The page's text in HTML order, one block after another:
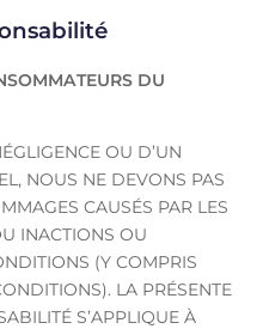
DU
OU D’UN
NOUS NE DEVONS PAS
CAUSÉS PAR LES
INACTIONS OU
(Y COMPRIS
LA PRÉSENTE
S’APPLIQUE À